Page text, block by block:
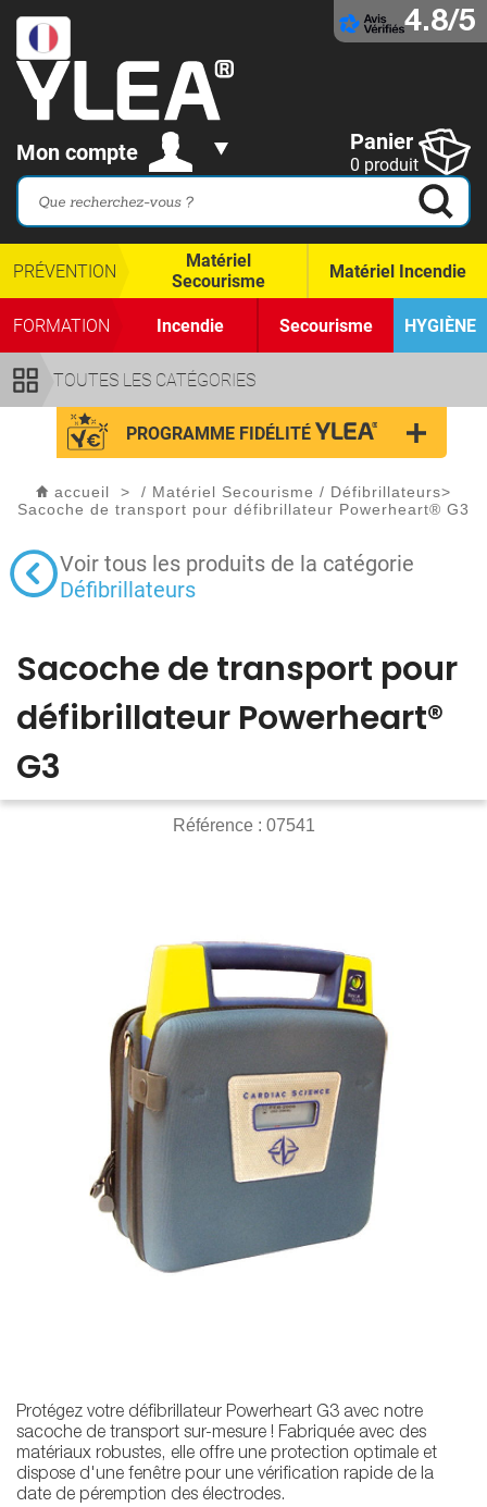
4.8/5
Mon compte Panier
0 produit
TOUTES LES CATÉGORIES
PRÉVENTION
Matériel
Secourisme
Matériel Incendie
FORMATION Incendie Secourisme HYGIÈNE
PROGRAMME FIDÉLITÉ
accueil > / Matériel Secourisme / Défibrillateurs>
Sacoche de transport pour défibrillateur Powerheart® G3
Voir tous les produits de la catégorie
Défibrillateurs
Sacoche de transport pour
défibrillateur Powerheart®
G3
Référence : 07541
Protégez votre défibrillateur Powerheart G3 avec notre
sacoche de transport sur-mesure ! Fabriquée avec des
matériaux robustes, elle offre une protection optimale et
dispose d'une fenêtre pour une vérification rapide de la
date de péremption des électrodes.